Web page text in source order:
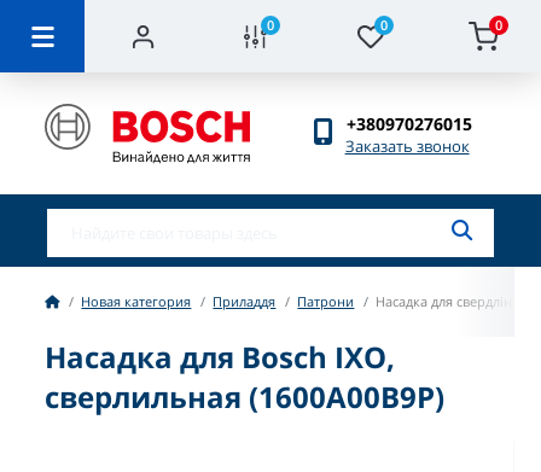
0 0 0
+380970276015
Заказать звонок
Новая категория Приладдя Патрони Насадка для свердління
Насадка для Bosch IXO,
сверлильная (1600A00B9P)